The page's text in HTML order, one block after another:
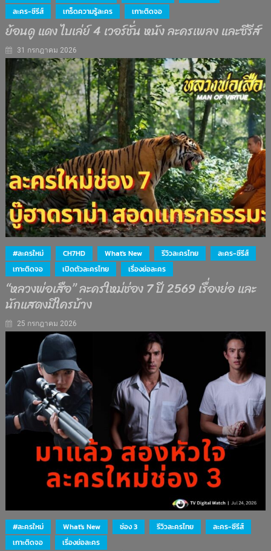
ละคร-ซีรีส์
เกร็ดความรู้ละคร เกาะติดจอ
ย้อนดู แดง ไบเล่ย์ 4 เวอร์ชั่น หนัง ละครเพลง และซีรีส์
31 กรกฎาคม 2026
#ละครใหม่ CH7HD What's New รีวิวละครไทย
ละคร-ซีรีส์
เกาะติดจอ
เปิดตัวละครไทย เรื่องย่อละคร
“หลวงพ่อเสือ” ละครใหม่ช่อง 7 ปี 2569 เรื่องย่อ และ
นักแสดงมีใครบ้าง
25 กรกฎาคม 2026
#ละครใหม่ What's New ช่อง 3 รีวิวละครไทย
ละคร-ซีรีส์
เกาะติดจอ
เรื่องย่อละคร